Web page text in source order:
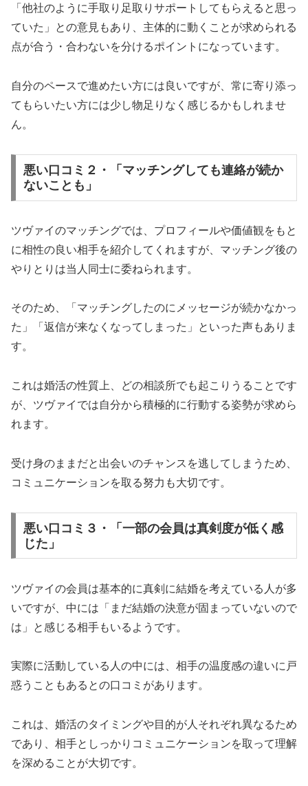
「他社のように手取り足取りサポートしてもらえると思っ
ていた」との意見もあり、主体的に動くことが求められる
点が合う・合わないを分けるポイントになっています。
自分のペースで進めたい方には良いですが、常に寄り添っ
てもらいたい方には少し物足りなく感じるかもしれませ
ん。
悪い口コミ２・「マッチングしても連絡が続か
ないことも」
ツヴァイのマッチングでは、プロフィールや価値観をもと
に相性の良い相手を紹介してくれますが、マッチング後の
やりとりは当人同士に委ねられます。
そのため、「マッチングしたのにメッセージが続かなかっ
た」「返信が来なくなってしまった」といった声もありま
す。
これは婚活の性質上、どの相談所でも起こりうることです
が、ツヴァイでは自分から積極的に行動する姿勢が求めら
れます。
受け身のままだと出会いのチャンスを逃してしまうため、
コミュニケーションを取る努力も大切です。
悪い口コミ３・「一部の会員は真剣度が低く感
じた」
ツヴァイの会員は基本的に真剣に結婚を考えている人が多
いですが、中には「まだ結婚の決意が固まっていないので
は」と感じる相手もいるようです。
実際に活動している人の中には、相手の温度感の違いに戸
惑うこともあるとの口コミがあります。
これは、婚活のタイミングや目的が人それぞれ異なるため
であり、相手としっかりコミュニケーションを取って理解
を深めることが大切です。